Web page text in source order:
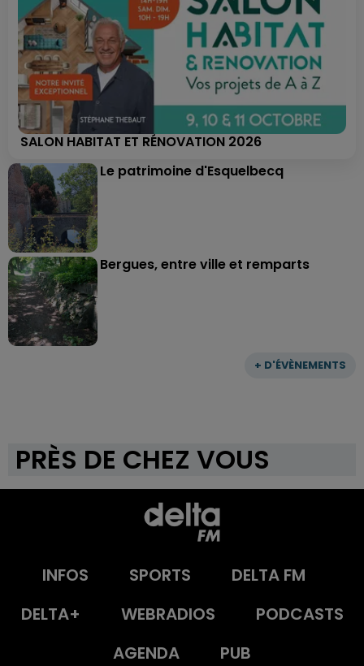
+ D'ÉVÈNEMENTS
SALON HABITAT ET RÉNOVATION 2026
Le patrimoine d'Esquelbecq
Bergues, entre ville et remparts
PRÈS DE CHEZ VOUS
INFOS SPORTS
DELTA FM
DELTA+
WEBRADIOS
PODCASTS
AGENDA
PUB